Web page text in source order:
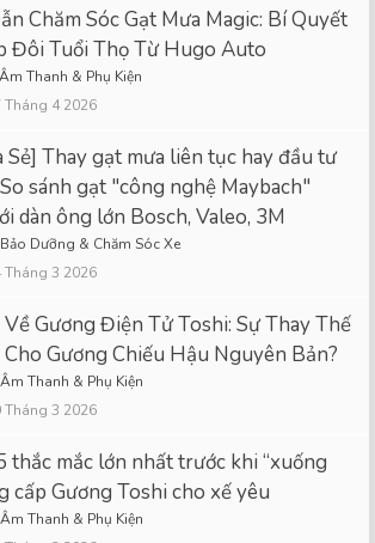
Chăm Sóc Gạt Mưa Magic: Bí Quyết
Đôi Tuổi Thọ Từ Hugo Auto
Âm Thanh & Phụ Kiện
Tháng 4 2026
Sẻ] Thay gạt mưa liên tục hay đầu tư
sánh gạt "công nghệ Maybach"
dàn ông lớn Bosch, Valeo, 3M
Bảo Dưỡng & Chăm Sóc Xe
Tháng 3 2026
Về Gương Điện Tử Toshi: Sự Thay Thế
Gương Chiếu Hậu Nguyên Bản?
Âm Thanh & Phụ Kiện
Tháng 3 2026
thắc mắc lớn nhất trước khi “xuống
cấp Gương Toshi cho xế yêu
Âm Thanh & Phụ Kiện